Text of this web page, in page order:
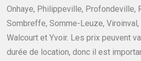
Onhaye, Philippeville, Profondeville,
Sombreffe, Somme-Leuze,
Walcourt et Yvoir. Les prix peuvent
durée de location, donc il est